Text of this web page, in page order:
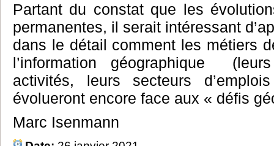
Partant du constat que les
permanentes, il serait intéressant
dans le détail comment les métiers
l’information géographique
activités, leurs secteurs
évolueront encore face aux « défis
Marc Isenmann